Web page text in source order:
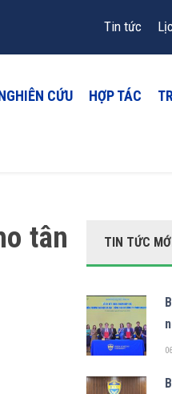
Tin tức
CỨU HỢP TÁC
tân
TIN TỨC